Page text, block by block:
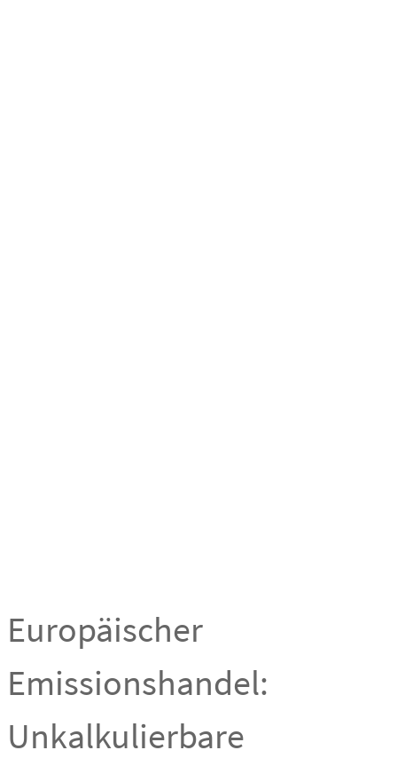
Europäischer
Emissionshandel:
Unkalkulierbare